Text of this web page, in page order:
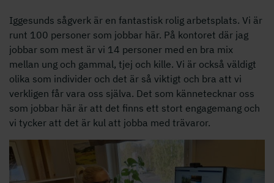
Iggesunds sågverk är en fantastisk rolig arbetsplats. Vi är
runt 100 personer som jobbar här. På kontoret där jag
jobbar som mest är vi 14 personer med en bra mix
mellan ung och gammal, tjej och kille. Vi är också väldigt
olika som individer och det är så viktigt och bra att vi
verkligen får vara oss själva. Det som kännetecknar oss
som jobbar här är att det finns ett stort engagemang och
vi tycker att det är kul att jobba med trävaror.